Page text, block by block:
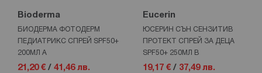
Bioderma
БИОДЕРМА ФОТОДЕРМ
ПЕДИАТРИКС СПРЕЙ SPF50+
200МЛ A
21,20 € / 41,46 лв.
Eucerin
ЮСЕРИН СЪН СЕНЗИТИВ
ПРОТЕКТ СПРЕЙ ЗА ДЕЦА
SPF50+ 250МЛ В
19,17 € / 37,49 лв.